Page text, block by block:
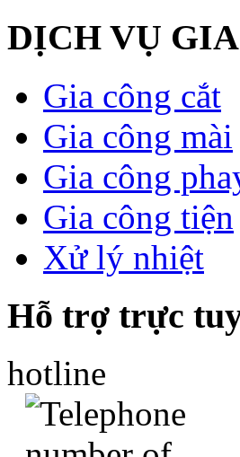
DỊCH VỤ
Gia công cắt
Gia công mài
Gia công
Gia công tiện
Xử lý nhiệt
Hỗ trợ trực
hotline